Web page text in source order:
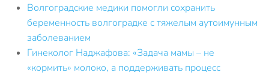
Волгоградские медики помогли сохранить
беременность волгоградке с тяжелым аутоимунным
заболеванием
Гинеколог Наджафова: «Задача мамы – не
«кормить» молоко, а поддерживать процесс